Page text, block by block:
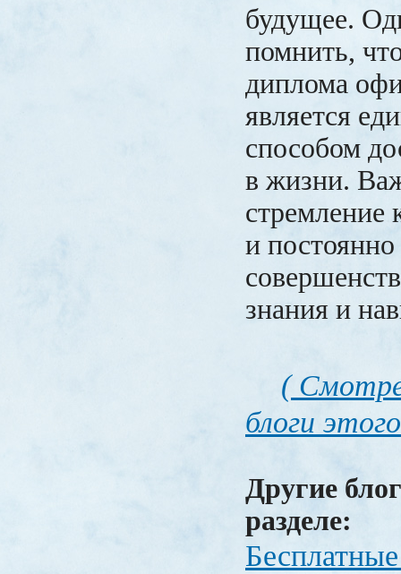
будущее.
помнить,
диплома
является
способом
в жизни.
стремление
и постоянно
знания и
(
блоги
Другие
разделе: